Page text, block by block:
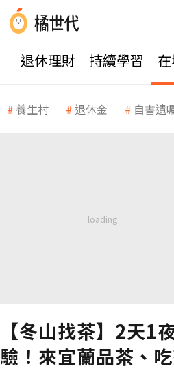
退休理財 持續學習
養生村 退休金 自書遺
【冬山找茶】2天1
驗！來宜蘭品茶、